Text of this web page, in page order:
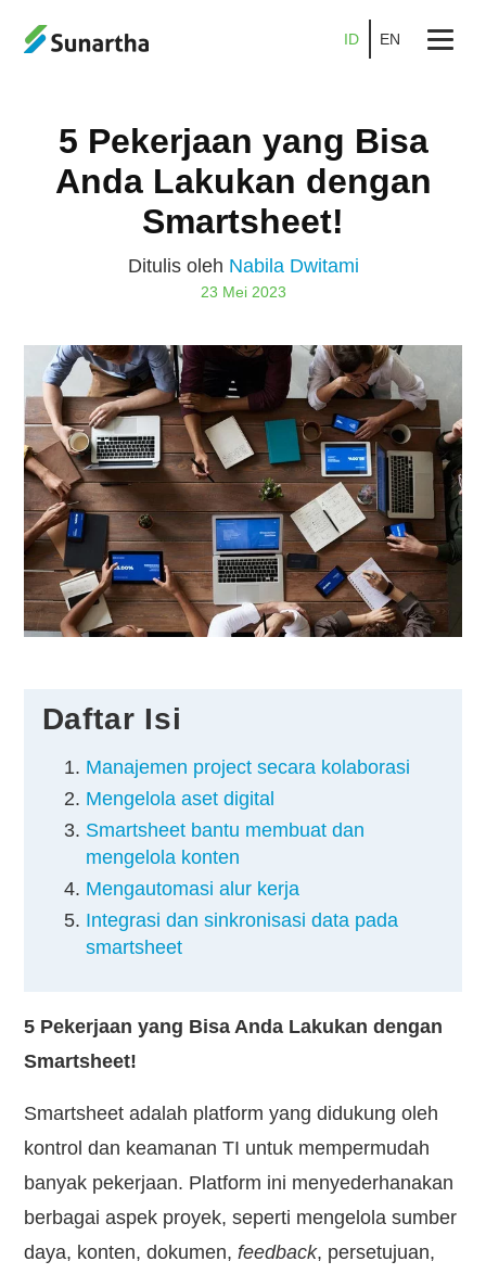
Tentang
Produk
Kemitraan
Karier
Blog
Kontak
ID EN
5 Pekerjaan yang Bisa
Anda Lakukan dengan
Smartsheet!
Ditulis oleh Nabila Dwitami
23 Mei 2023
Daftar Isi
Manajemen project secara kolaborasi
Mengelola aset digital
Smartsheet bantu membuat dan
mengelola konten
Mengautomasi alur kerja
Integrasi dan sinkronisasi data pada
smartsheet
5 Pekerjaan yang Bisa Anda Lakukan dengan
Smartsheet!
Smartsheet adalah platform yang didukung oleh
kontrol dan keamanan TI untuk mempermudah
banyak pekerjaan. Platform ini menyederhanakan
berbagai aspek proyek, seperti mengelola sumber
daya, konten, dokumen,feedback, persetujuan,